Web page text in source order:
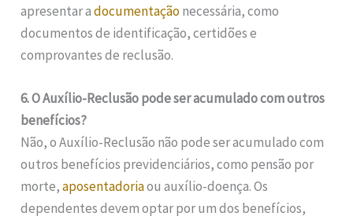
apresentar adocumentaçãonecessária, como
documentos de identificação, certidões e
comprovantes de reclusão.
6. O Auxílio-Reclusão pode ser acumulado com outros
benefícios?
Não, o Auxílio-Reclusão não pode ser acumulado com
outros benefícios previdenciários, como pensão por
morte,aposentadoriaou auxílio-doença. Os
dependentes devem optar por um dos benefícios,